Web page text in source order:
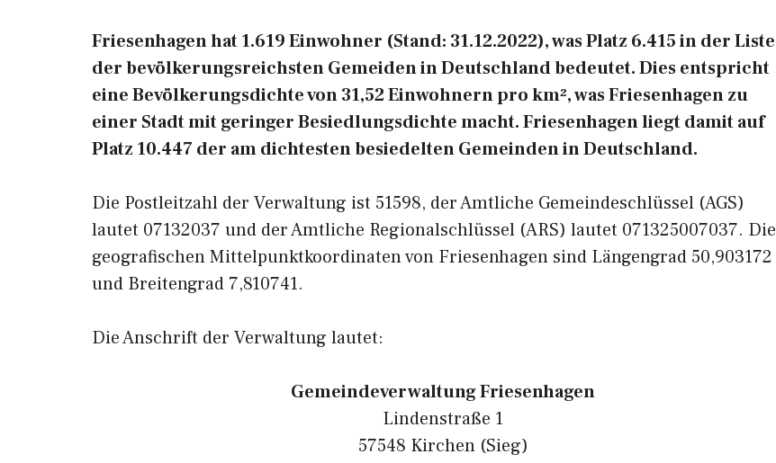
Friesenhagen hat 1.619 Einwohner (Stand: 31.12.2022), was Platz 6.415 in der Liste
der bevölkerungsreichsten Gemeiden in Deutschland bedeutet. Dies entspricht
eine Bevölkerungsdichte von 31,52 Einwohnern pro km², was Friesenhagen zu
einer Stadt mit geringer Besiedlungsdichte macht. Friesenhagen liegt damit auf
Platz 10.447 der am dichtesten besiedelten Gemeinden in Deutschland.
Die Postleitzahl der Verwaltung ist 51598, der Amtliche Gemeindeschlüssel (AGS)
lautet 07132037 und der Amtliche Regionalschlüssel (ARS) lautet 071325007037. Die
geografischen Mittelpunktkoordinaten von Friesenhagen sind Längengrad 50,903172
und Breitengrad 7,810741.
Die Anschrift der Verwaltung lautet:
Gemeindeverwaltung Friesenhagen
Lindenstraße 1
57548 Kirchen (Sieg)